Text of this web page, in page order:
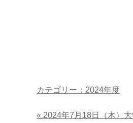
カテゴリー：2024年度
« 2024年7月18日（木）